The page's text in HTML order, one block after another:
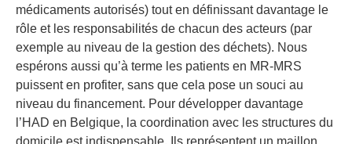
médicaments autorisés) tout en définissant davantage le
rôle et les responsabilités de chacun des acteurs (par
exemple au niveau de la gestion des déchets). Nous
espérons aussi qu’à terme les patients en MR-MRS
puissent en profiter, sans que cela pose un souci au
niveau du financement. Pour développer davantage
l’HAD en Belgique, la coordination avec les structures du
domicile est indispensable. Ils représentent un maillon